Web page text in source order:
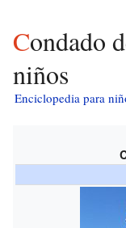
Condado de Atascosa para
niños
Enciclopedia para